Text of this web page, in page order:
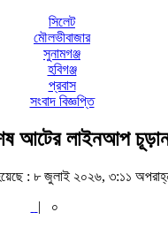
সিলেট
মৌলভীবাজার
সুনামগঞ্জ
হবিগঞ্জ
প্রবাস
সংবাদ বিজ্ঞপ্তি
আটের লাইনআপ
: ৮ জুলাই ২০২৬, ৩:১১
|
০